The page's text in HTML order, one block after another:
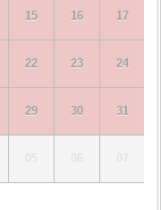
15 16 17
22 23 24
29 30 31
05 06